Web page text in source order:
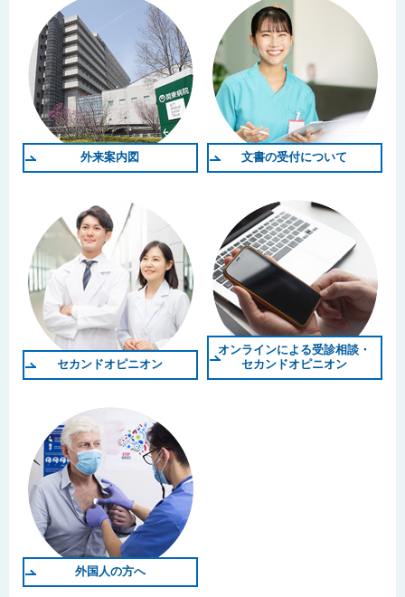
外来案内図 文書の受付について
セカンドオピニオン
オンラインによる受診相談・
セカンドオピニオン
外国人の方へ